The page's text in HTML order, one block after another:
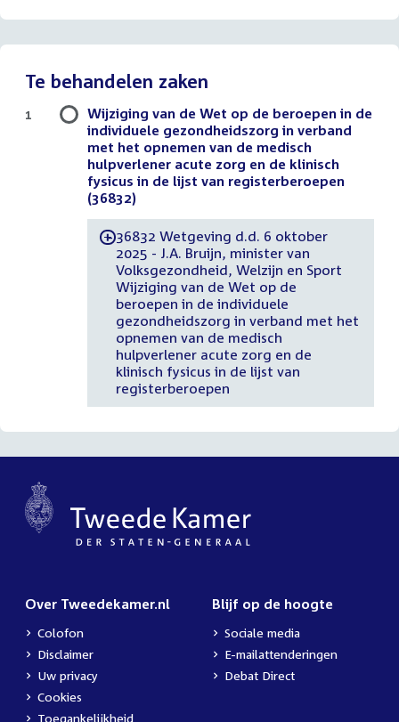
Te behandelen zaken
Wijziging van de Wet op de beroepen in de
individuele gezondheidszorg in verband
met het opnemen van de medisch
hulpverlener acute zorg en de klinisch
fysicus in de lijst van registerberoepen
(36832)
-36832 Wetgeving d.d. 6 oktober
2025 - J.A. Bruijn, minister van
Volksgezondheid, Welzijn en Sport
Wijziging van de Wet op de
beroepen in de individuele
gezondheidszorg in verband met het
opnemen van de medisch
hulpverlener acute zorg en de
klinisch fysicus in de lijst van
registerberoepen
1
Over Tweedekamer.nl
Colofon
Disclaimer
Uw privacy
Cookies
Toegankelijkheid
Blijf op de hoogte
Sociale media
E-mailattenderingen
Debat Direct